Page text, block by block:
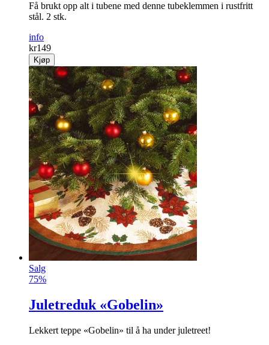
Få brukt opp alt i tubene med denne tubeklemmen i rustfritt
stål. 2 stk.
info
kr149
Kjøp
Salg
75%
Juletreduk «Gobelin»
Lekkert teppe «Gobelin» til å ha under juletreet!